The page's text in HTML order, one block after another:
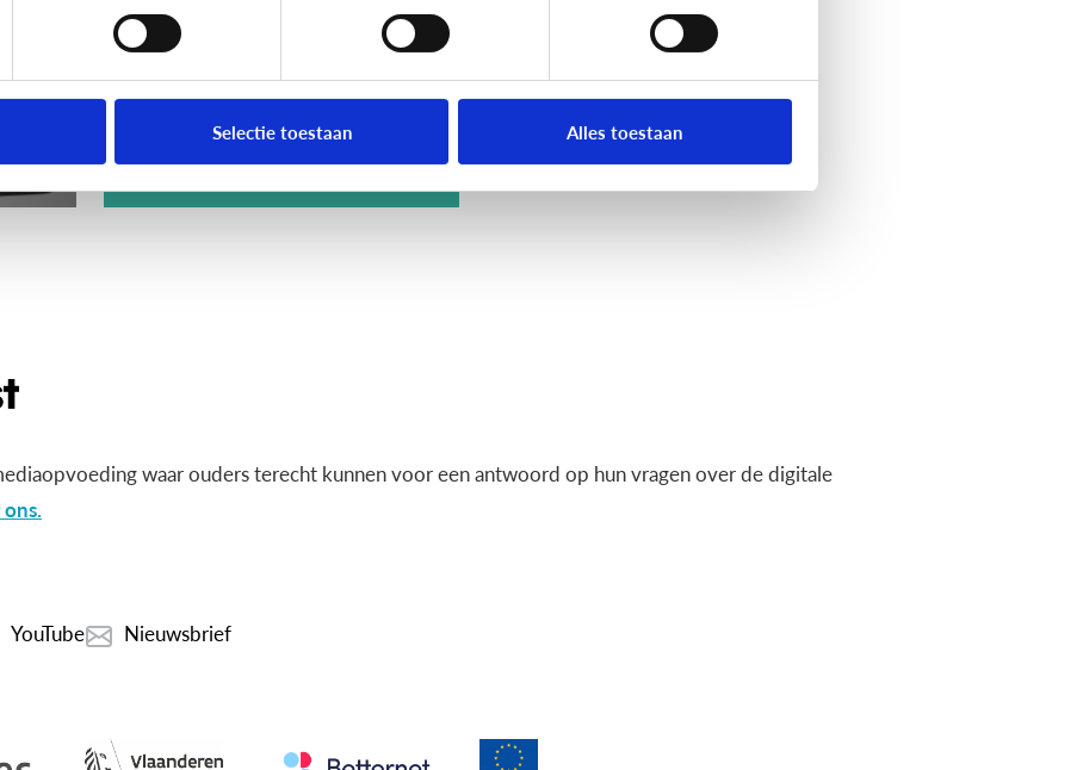
Selectie toestaan Alles toestaan
Ontdek het hier!
waar ouders terecht kunnen voor een antwoord op hun vragen over de digitale
YouTube Nieuwsbrief